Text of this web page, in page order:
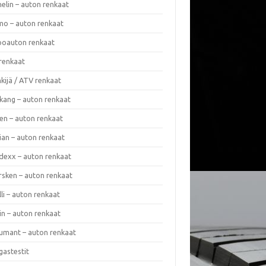
– auton renkaat
– auton renkaat
renkaat
/ ATV renkaat
– auton renkaat
– auton renkaat
– auton renkaat
– auton renkaat
– auton renkaat
– auton renkaat
– auton renkaat
– auton renkaat